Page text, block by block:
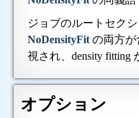
ジョブのルートセクシ
NoDensityFit の両方が
視され、density fitting
オプション